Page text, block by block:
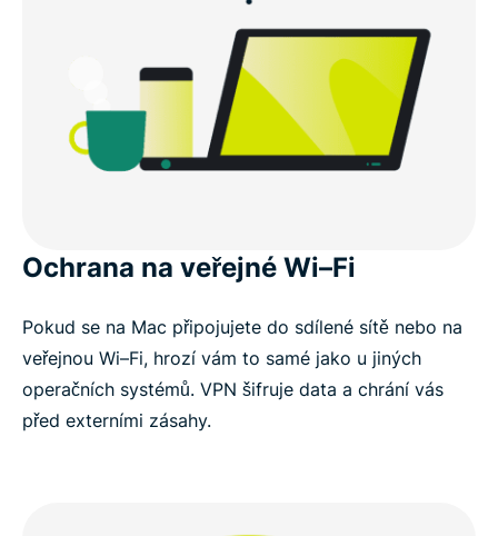
Ochrana na veřejné Wi–Fi
Pokud se na Mac připojujete do sdílené sítě nebo na
veřejnou Wi–Fi, hrozí vám to samé jako u jiných
operačních systémů. VPN šifruje data a chrání vás
před externími zásahy.